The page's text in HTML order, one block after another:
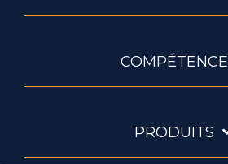
COMPÉTENCE
PRODUITS